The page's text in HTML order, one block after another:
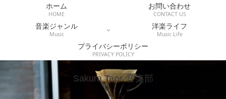
Sakura Taps 音楽部
ホーム
HOME
お問い合わせ
CONTACT US
音楽ジャンル
Music
洋楽ライフ
Music Life
プライバシーポリシー
PRIVACY POLICY